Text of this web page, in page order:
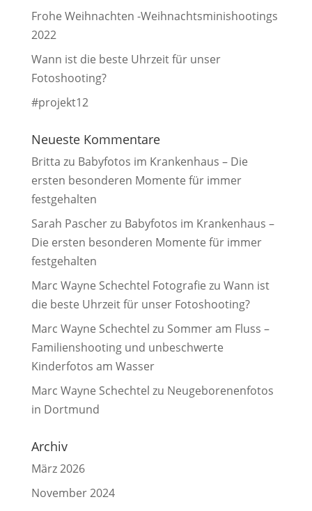
Frohe Weihnachten -Weihnachtsminishootings
2022
Wann ist die beste Uhrzeit für unser
Fotoshooting?
#projekt12
Neueste Kommentare
Britta zu Babyfotos im Krankenhaus – Die
ersten besonderen Momente für immer
festgehalten
Sarah Pascherzu Babyfotos im Krankenhaus –
Die ersten besonderen Momente für immer
festgehalten
Marc Wayne Schechtel Fotografie zu Wann ist
die beste Uhrzeit für unser Fotoshooting?
Marc Wayne Schechtel zu Sommer am Fluss –
Familienshooting und unbeschwerte
Kinderfotos am Wasser
Marc Wayne Schechtel zu Neugeborenenfotos
in Dortmund
Archiv
März 2026
November 2024